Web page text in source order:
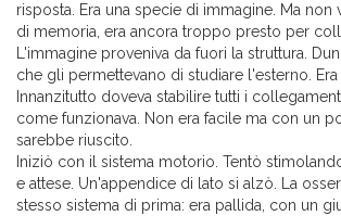
risposta. Era una specie di immagine. Ma non
di memoria, era ancora troppo presto per
L'immagine proveniva da fuori la struttura.
che gli permettevano di studiare l'esterno. Era
Innanzitutto doveva stabilire tutti i
come funzionava. Non era facile ma con un
sarebbe riuscito.
Iniziò con il sistema motorio. Tentò
e attese. Un'appendice di lato si alzò. La
stesso sistema di prima: era pallida, con un